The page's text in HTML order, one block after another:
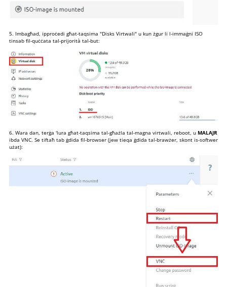
5. Imbagħad, ipproċedi għat-taqsima "Disks Virtwali" u kun żgur li l-immaġni ISO
tinsab fil-quċċata tal-prijorità tal-but:
6. Wara dan, terġa 'lura għat-taqsima tal-għażla tal-magna virtwali, reboot, u MALAJR
ibda VNC. Se tiftaħ tab ġdida fil-browser (jew tieqa ġdida tal-brawżer, skont is-softwer
użat):